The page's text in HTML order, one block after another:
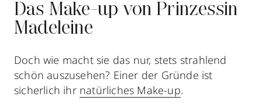
Das Make-up von Prinzessin
Madeleine
Doch wie macht sie das nur, stets strahlend
schön auszusehen? Einer der Gründe ist
sicherlich ihr natürliches Make-up.